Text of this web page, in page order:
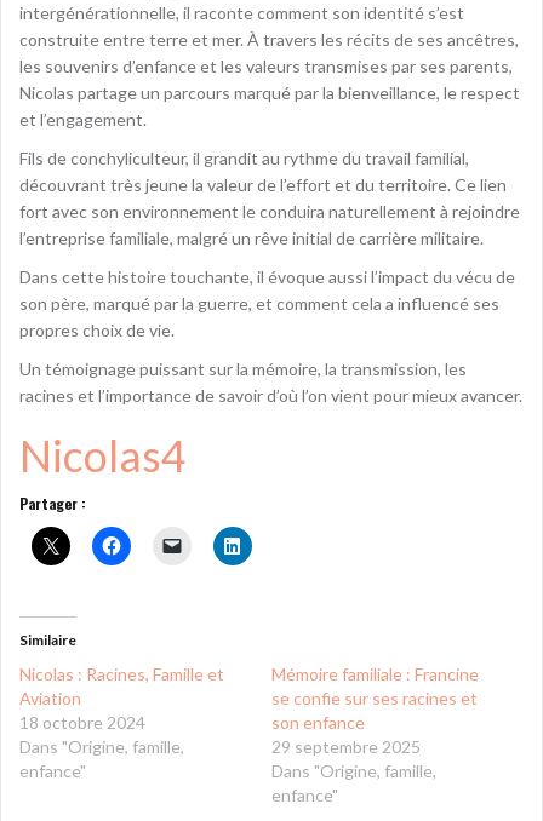
intergénérationnelle, il raconte comment son identité s’est
construite entre terre et mer. À travers les récits de ses ancêtres,
les souvenirs d’enfance et les valeurs transmises par ses parents,
Nicolas partage un parcours marqué par la bienveillance, le respect
et l’engagement.
Fils de conchyliculteur, il grandit au rythme du travail familial,
découvrant très jeune la valeur de l’effort et du territoire. Ce lien
fort avec son environnement le conduira naturellement à rejoindre
l’entreprise familiale, malgré un rêve initial de carrière militaire.
Dans cette histoire touchante, il évoque aussi l’impact du vécu de
son père, marqué par la guerre, et comment cela a influencé ses
propres choix de vie.
Un témoignage puissant sur la mémoire, la transmission, les
racines et l’importance de savoir d’où l’on vient pour mieux avancer.
Nicolas4
Partager :
Similaire
Nicolas : Racines, Famille et
Aviation
18 octobre 2024
Dans "Origine, famille,
enfance"
Mémoire familiale : Francine
se confie sur ses racines et
son enfance
29 septembre 2025
Dans "Origine, famille,
enfance"